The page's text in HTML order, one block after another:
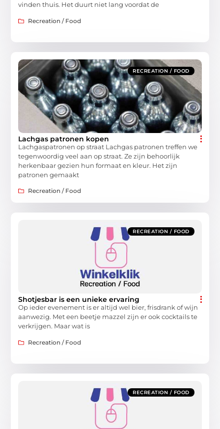
vinden thuis. Het duurt niet lang voordat de
Recreation / Food
RECREATION / FOOD
Lachgas patronen kopen
Lachgaspatronen op straat Lachgas patronen treffen we
tegenwoordig veel aan op straat. Ze zijn behoorlijk
herkenbaar gezien hun formaat en kleur. Het zijn
patronen gemaakt
Recreation / Food
RECREATION / FOOD
Shotjesbar is een unieke ervaring
Op ieder evenement is er altijd wel bier, frisdrank of wijn
aanwezig. Met een beetje mazzel zijn er ook cocktails te
verkrijgen. Maar wat is
Recreation / Food
RECREATION / FOOD